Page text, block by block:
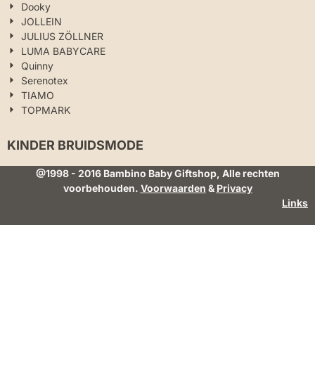
Dooky
JOLLEIN
JULIUS ZÖLLNER
LUMA BABYCARE
Quinny
Serenotex
TIAMO
TOPMARK
KINDER BRUIDSMODE
@1998- 2016 Bambino Baby Giftshop, Alle rechten
voorbehouden. Voorwaarden & Privacy
Links